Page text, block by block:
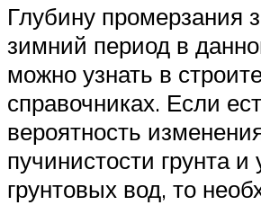
Глубину промерзания
зимний период в
можно узнать в
справочниках. Если
вероятность
пучинистости грунта и
грунтовых вод, то